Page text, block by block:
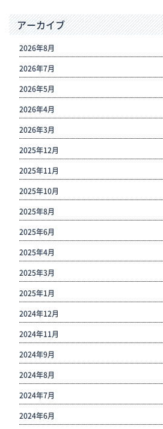
アーカイブ
2026年8月
2026年7月
2026年5月
2026年4月
2026年3月
2025年12月
2025年11月
2025年10月
2025年8月
2025年6月
2025年4月
2025年3月
2025年1月
2024年12月
2024年11月
2024年9月
2024年8月
2024年7月
2024年6月